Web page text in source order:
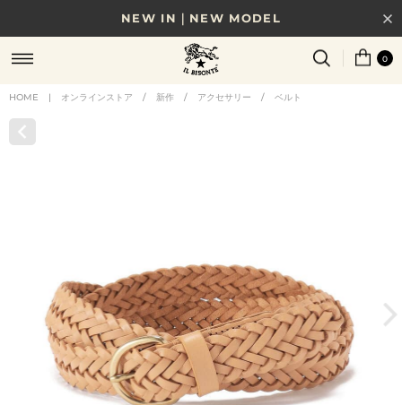
NEW IN｜NEW MODEL
8/17(月)10時まで｜税込11,000円以上で送料無料
贈る相手やシーンから選べる、新しいギフトガイド
0
HOME | オンラインストア / 新作 / アクセサリー / ベルト